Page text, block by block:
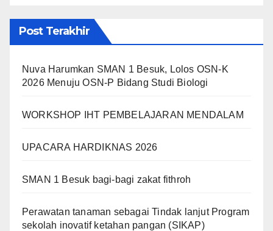
Post Terakhir
Nuva Harumkan SMAN 1 Besuk, Lolos OSN-K
2026 Menuju OSN-P Bidang Studi Biologi
WORKSHOP IHT PEMBELAJARAN MENDALAM
UPACARA HARDIKNAS 2026
SMAN 1 Besuk bagi-bagi zakat fithroh
Perawatan tanaman sebagai Tindak lanjut Program
sekolah inovatif ketahan pangan (SIKAP)